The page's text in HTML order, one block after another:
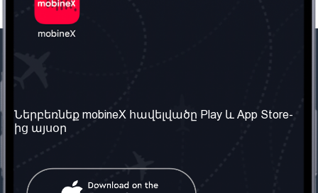
Մեր մասին
Մեր ծառայությունները
Պայմաններ և դրույթներ
Հաճախ տրվող հարցեր
Ներբեռնեք mobineX հավելվածը Play և App Store-
ից այսօր